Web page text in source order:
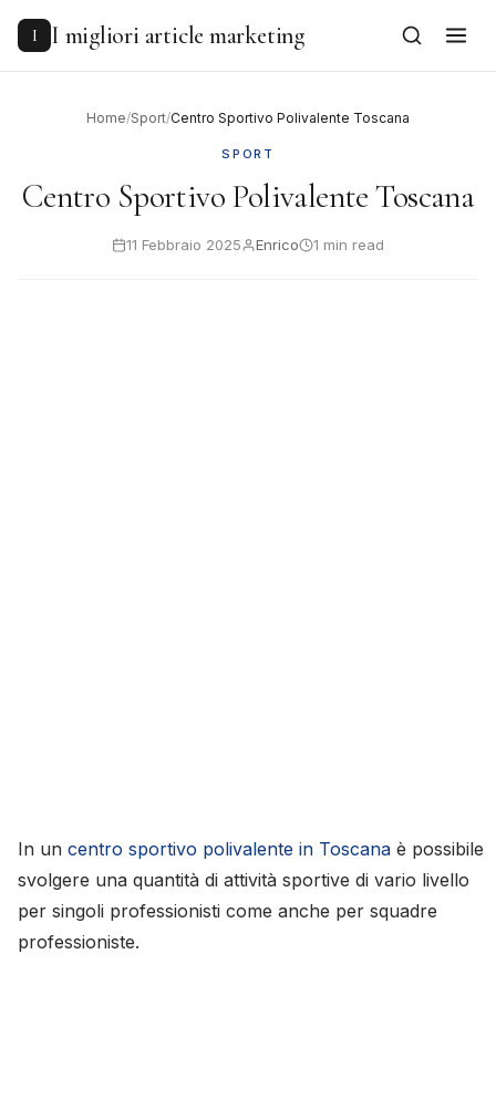
content
I I migliori article marketing
Home/Sport/Centro Sportivo Polivalente Toscana
SPORT
Centro Sportivo Polivalente Toscana
11 Febbraio 2025 Enrico 1 min read
In un centro sportivo polivalente in Toscana è possibile
svolgere una quantità di attività sportive di vario livello
per singoli professionisti come anche per squadre
professioniste.